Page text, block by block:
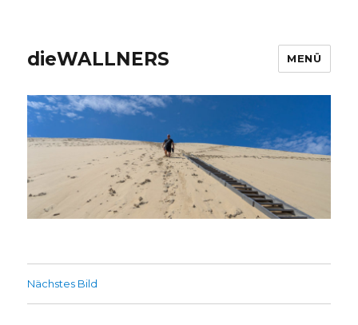
dieWALLNERS MENÜ
Nächstes Bild